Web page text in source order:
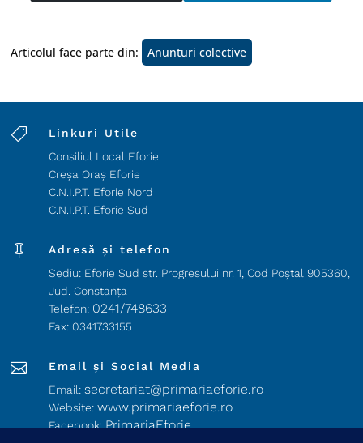
Articolul face parte din: Anunturi colective

Linkuri Utile
Consiliul Local Eforie
Creșa Oraș Eforie
C.N.I.P.T. Eforie Nord
C.N.I.P.T. Eforie Sud

Adresă și telefon
Sediu: Eforie Sud str. Progresului nr. 1, Cod Poştal 905360,
Jud. Constanţa
Telefon: 0241/748633
Fax: 0341733155

Email și Social Media
Email:secretariat@primariaeforie.ro
Website:www.primariaeforie.ro
Facebook: PrimariaEforie